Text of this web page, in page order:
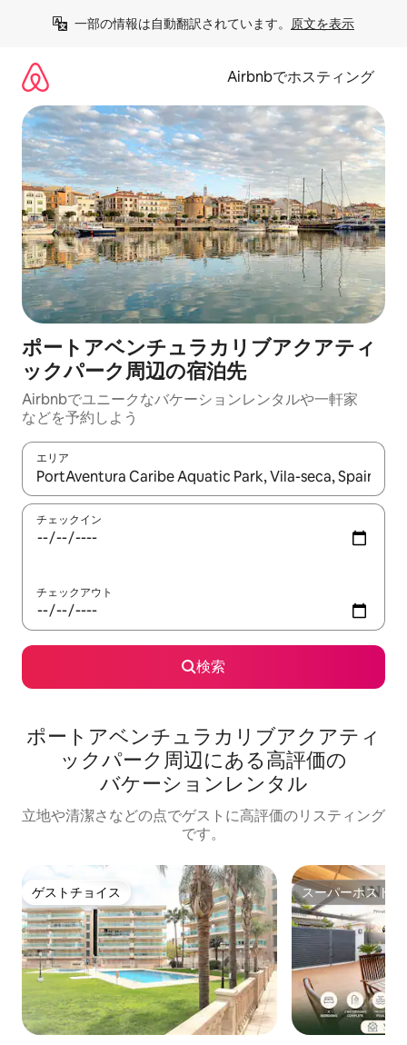
一部の情報は自動翻訳されています。 原文を表示
Airbnbでホスティング
ポートアベンチュラカリブアクアティ
ックパーク⁠周⁠辺⁠の宿⁠泊⁠先
Airbnbでユニークなバ⁠ケ⁠ー⁠シ⁠ョ⁠ンレ⁠ン⁠タ⁠ルや一⁠軒⁠家
な⁠ど⁠を予⁠約⁠し⁠よ⁠う
エリア
検索結果が表示されたら、上下の矢印キーを使って移動するか
チェックイン
チェックアウト
検索
ポートアベンチュラカリブアクアティ
ックパーク⁠周⁠辺⁠に⁠あ⁠る高⁠評⁠価⁠の
バ⁠ケ⁠ー⁠シ⁠ョ⁠ン⁠レ⁠ン⁠タ⁠ル
立地や清潔さなどの点でゲストに高評価のリスティング
です。
ゲストチョイス
ゲストチョイス スーパーホスト
スーパーホスト